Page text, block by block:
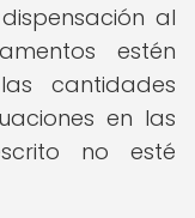
al
estén
cantidades
en las
no esté